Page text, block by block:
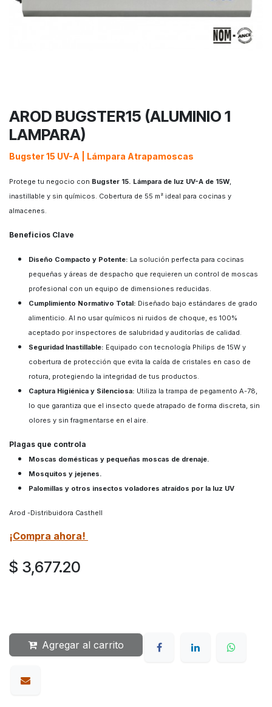
AROD BUGSTER15 (ALUMINIO 1
LAMPARA)
Bugster 15 UV-A | Lámpara Atrapamoscas ​
Protege tu negocio con Bugster 15. Lámpara de luz UV-A de 15W
inastillable y sin químicos. Cobertura de 55 m² ideal para cocinas y
almacenes.
Beneficios Clave
Diseño Compacto y Potente: La solución perfecta para cocinas
pequeñas y áreas de despacho que requieren un control de moscas
profesional con un equipo de dimensiones reducidas.
Cumplimiento Normativo Total: Diseñado bajo estándares de grado
alimenticio. Al no usar químicos ni ruidos de choque, es 100%
aceptado por inspectores de salubridad y auditorías de calidad.
Seguridad Inastillable: Equipado con tecnología Philips de 15W y
cobertura de protección que evita la caída de cristales en caso de
rotura, protegiendo la integridad de tus productos.
Captura Higiénica y Silenciosa: Utiliza la trampa de pegamento A-78,
lo que garantiza que el insecto quede atrapado de forma discreta, sin
olores y sin fragmentarse en el aire.
Plagas que controla
Moscas domésticas y pequeñas moscas de drenaje.
Mosquitos y jejenes.
Palomillas y otros insectos voladores atraídos por la luz UV
Arod -Distribuidora Casthell
¡Compra ahora!
$ 3,677.20
Agregar al carrito